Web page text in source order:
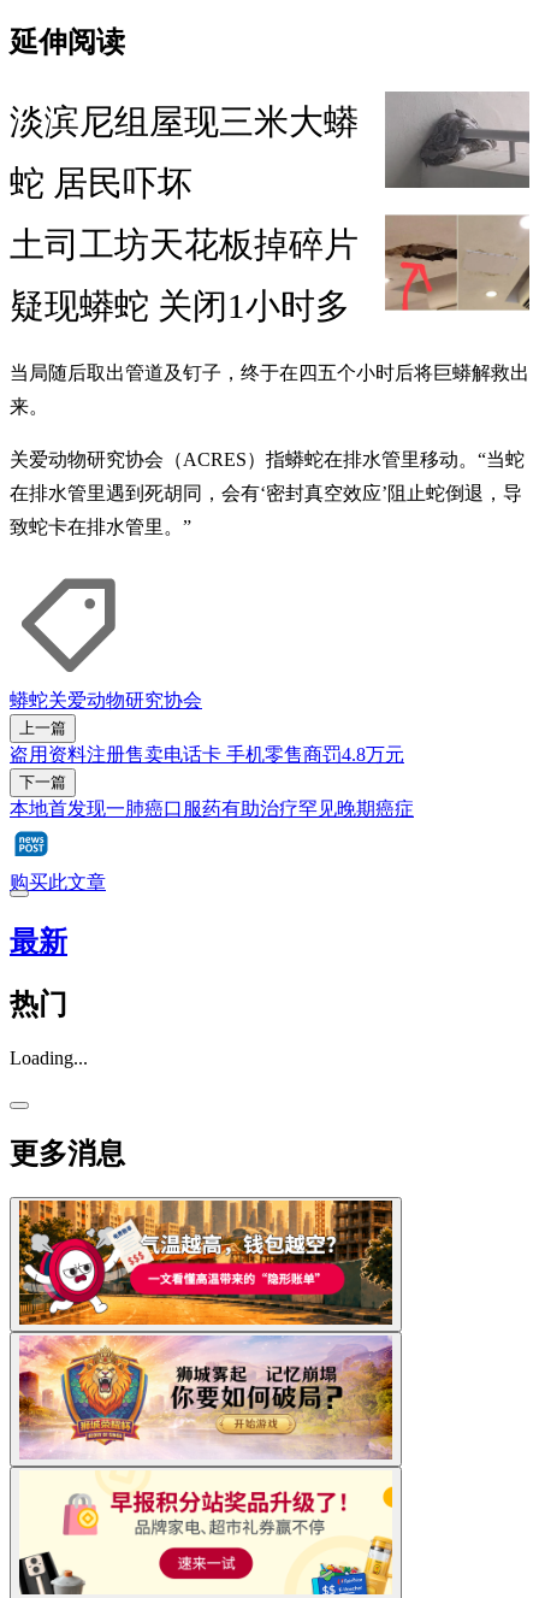
延伸阅读
淡滨尼组屋现三米大蟒
蛇 居民吓坏
土司工坊天花板掉碎片
疑现蟒蛇 关闭1小时多
当局随后取出管道及钉子，终于在四五个小时后将巨蟒解救出
来。
关爱动物研究协会（ACRES）指蟒蛇在排水管里移动。“当蛇
在排水管里遇到死胡同，会有‘密封真空效应’阻止蛇倒退，导
致蛇卡在排水管里。”
蟒蛇关爱动物研究协会
上一篇
盗用资料注册售卖电话卡 手机零售商罚4.8万元
下一篇
本地首发现一肺癌口服药有助治疗罕见晚期癌症
购买此文章
最新
热门
Loading...
更多消息